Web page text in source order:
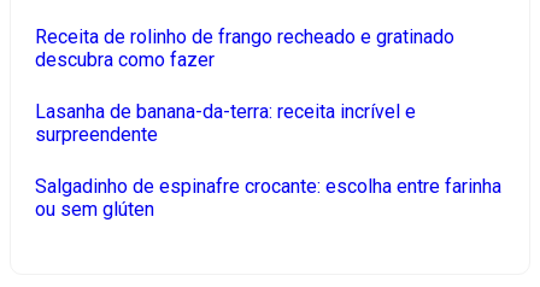
Receita de rolinho de frango recheado e gratinado
descubra como fazer
Lasanha de banana-da-terra: receita incrível e
surpreendente
Salgadinho de espinafre crocante: escolha entre farinha
ou sem glúten